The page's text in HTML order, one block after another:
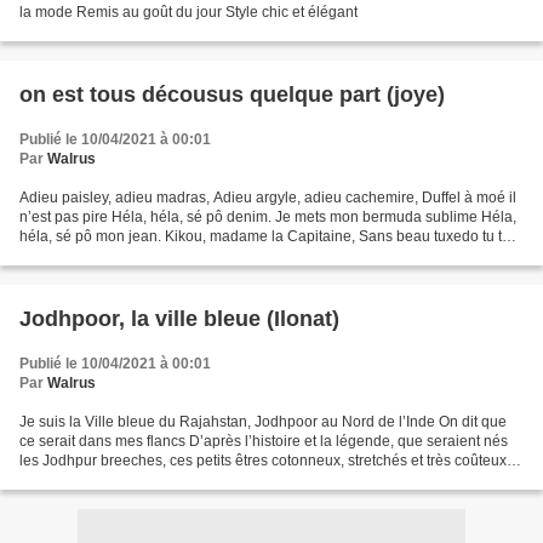
la mode Remis au goût du jour Style chic et élégant
on est tous décousus quelque part (joye)
Publié le 10/04/2021 à 00:01
Par Walrus
Adieu paisley, adieu madras, Adieu argyle, adieu cachemire, Duffel à moé il
n’est pas pire Héla, héla, sé pô denim. Je mets mon bermuda sublime Héla,
héla, sé pô mon jean. Kikou, madame la Capitaine, Sans beau tuxedo tu te
Jodhpoor, la ville bleue (Ilonat)
Publié le 10/04/2021 à 00:01
Par Walrus
Je suis la Ville bleue du Rajahstan, Jodhpoor au Nord de l’Inde On dit que
ce serait dans mes flancs D’après l’histoire et la légende, que seraient nés
les Jodhpur breeches, ces petits êtres cotonneux, stretchés et très coûteux